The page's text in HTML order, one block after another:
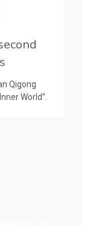
Qigong
World”.